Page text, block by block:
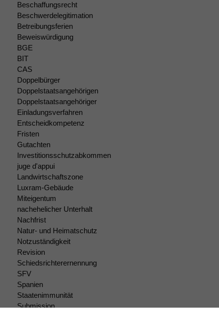
Beschaffungsrecht
Beschwerdelegitimation
Betreibungsferien
Beweiswürdigung
BGE
BIT
CAS
Doppelbürger
Doppelstaatsangehörigen
Doppelstaatsangehöriger
Einladungsverfahren
Entscheidkompetenz
Fristen
Gutachten
Investitionsschutzabkommen
juge d'appui
Landwirtschaftszone
Luxram-Gebäude
Miteigentum
nachehelicher Unterhalt
Nachfrist
Natur- und Heimatschutz
Notzuständigkeit
Revision
Schiedsrichterernennung
SFV
Spanien
Staatenimmunität
Submission